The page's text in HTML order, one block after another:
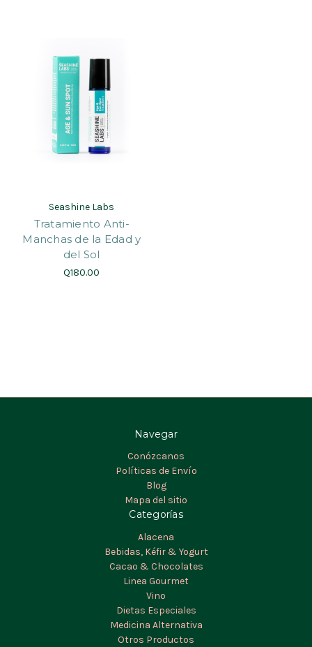
Seashine Labs
Tratamiento Anti-
Manchas de la Edad y
del Sol
Q180.00
Navegar
Conózcanos
Políticas de Envío
Blog
Mapa del sitio
Categorías
Alacena
Bebidas, Kéfir & Yogurt
Cacao & Chocolates
Linea Gourmet
Vino
Dietas Especiales
Medicina Alternativa
Otros Productos